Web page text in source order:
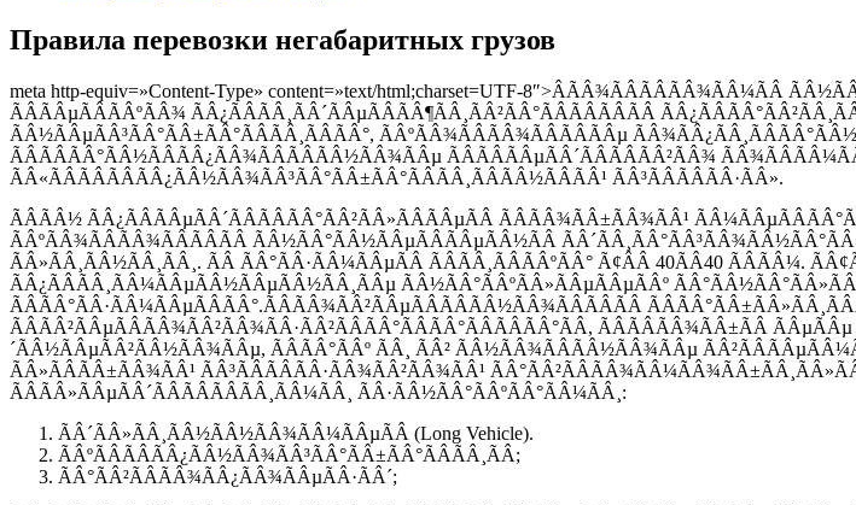
Правила перевозки негабаритных грузов
meta http-equiv=»Content-Type» content=»text/html;charset=UTF-8″>ÂÃÂ¾ÃÂÃÂÃÂ¾ÃÂ¼ÃÂ
ÃÂÃÂµÃÂÃÂºÃÂ¾ ÃÂ¿ÃÂÃÂ¸ÃÂ´ÃÂµÃÂÃÂ¶ÃÂ¸ÃÂ²ÃÂ°ÃÂÃÂÃÂÃÂ
ÃÂ½ÃÂµÃÂ³ÃÂ°ÃÂ±ÃÂ°ÃÂÃÂ¸ÃÂÃÂ°, ÃÂºÃÂ¾ÃÂÃÂ¾ÃÂÃÂÃÂµ
ÃÂÃÂÃÂ°ÃÂ½ÃÂÃÂ¿ÃÂ¾ÃÂÃÂÃÂ½ÃÂ¾ÃÂµ ÃÂÃÂÃÂµÃÂ´ÃÂÃÂÃÂ²ÃÂ¾
ÃÂ«ÃÂÃÂÃÂÃÂ¿ÃÂ½ÃÂ¾ÃÂ³ÃÂ°ÃÂ±ÃÂ°ÃÂÃÂ¸ÃÂÃÂ½ÃÂÃÂ¹ ÃÂ³ÃÂÃÂÃÂ·ÃÂ».
ÃÂÃÂ½ ÃÂ¿ÃÂÃÂµÃÂ´ÃÂÃÂÃÂ°ÃÂ²ÃÂ»ÃÂÃÂµÃÂ ÃÂÃÂ¾ÃÂ±ÃÂ¾ÃÂ¹
ÃÂºÃÂ¾ÃÂÃÂ¾ÃÂÃÂÃÂ ÃÂ½ÃÂ°ÃÂ½ÃÂµÃÂÃÂµÃÂ½ÃÂ
ÃÂ»ÃÂ¸ÃÂ½ÃÂ¸ÃÂ¸. ÃÂ ÃÂ°ÃÂ·ÃÂ¼ÃÂµÃÂ ÃÂÃÂ¸ÃÂÃÂºÃÂ° Ã¢ÂÂ 40ÃÂ40 ÃÂÃÂ¼.
ÃÂ¿ÃÂÃÂ¸ÃÂ¼ÃÂµÃÂ½ÃÂµÃÂ½ÃÂ¸ÃÂµ ÃÂ½ÃÂ°ÃÂºÃÂ»ÃÂµÃÂµÃÂº
ÃÂÃÂ°ÃÂ·ÃÂ¼ÃÂµÃÂÃÂ°.ÃÂÃÂ¾ÃÂ²ÃÂµÃÂÃÂÃÂ½ÃÂ¾ÃÂÃÂÃÂ
ÃÂÃÂ²ÃÂµÃÂÃÂ¾ÃÂ²ÃÂ¾ÃÂ·ÃÂ²ÃÂÃÂ°ÃÂÃÂ°ÃÂÃÂÃÂ°ÃÂ, ÃÂÃÂÃÂ¾ÃÂ±ÃÂ
´ÃÂ½ÃÂµÃÂ²ÃÂ½ÃÂ¾ÃÂµ, ÃÂÃÂ°ÃÂº ÃÂ¸ ÃÂ² ÃÂ½ÃÂ¾ÃÂÃÂ½ÃÂ¾ÃÂµ
ÃÂ»ÃÂÃÂ±ÃÂ¾ÃÂ¹ ÃÂ³ÃÂÃÂÃÂ·ÃÂ¾ÃÂ²ÃÂ¾ÃÂ¹
ÃÂÃÂ»ÃÂµÃÂ´ÃÂÃÂÃÂÃÂ¸ÃÂ¼ÃÂ¸ ÃÂ·ÃÂ½ÃÂ°ÃÂºÃÂ°ÃÂ¼ÃÂ¸:
ÃÂ´ÃÂ»ÃÂ¸ÃÂ½ÃÂ½ÃÂ¾ÃÂ¼ÃÂµÃÂ (Long Vehicle).
ÃÂºÃÂÃÂÃÂ¿ÃÂ½ÃÂ¾ÃÂ³ÃÂ°ÃÂ±ÃÂ°ÃÂÃÂ¸ÃÂ;
ÃÂ°ÃÂ²ÃÂÃÂ¾ÃÂ¿ÃÂ¾ÃÂµÃÂ·ÃÂ´;